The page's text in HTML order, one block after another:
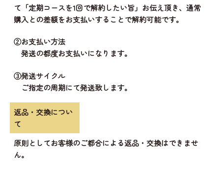
て「定期コースを1回で解約したい旨」お伝え頂き、通常
購入との差額をお支払いすることで解約可能です。
②お支払い方法
発送の都度お支払いになります。
③発送サイクル
ご指定の周期にて発送致します。
返品・交換につい
て
原則としてお客様のご都合による返品・交換はできませ
ん。